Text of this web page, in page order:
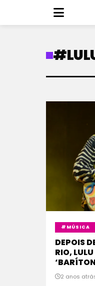
#MÚSICA
DEPOIS
RIO,
2 anos